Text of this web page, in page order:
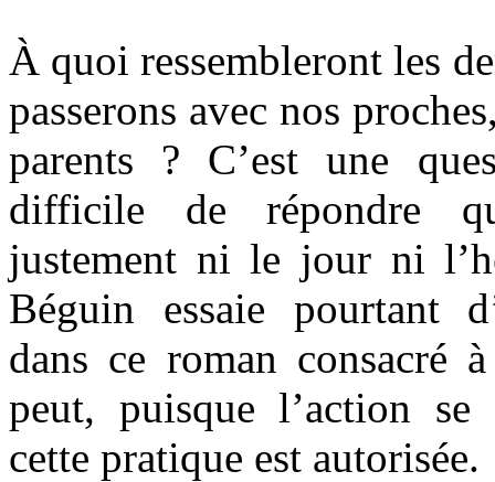
À quoi ressembleront les
passerons avec nos
parents ? C’est une
difficile de répondre
justement ni le jour ni
Béguin essaie pourtant
dans ce roman consacré
peut, puisque l’action
cette pratique est autorisée.